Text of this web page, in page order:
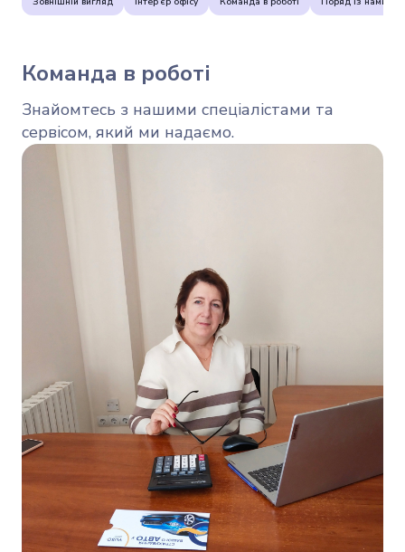
Команда в роботі
Знайомтесь з нашими спеціалістами та
сервісом, який ми надаємо.